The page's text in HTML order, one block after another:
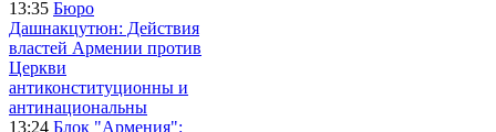
13:35 Бюро
Дашнакцутюн: Действия
властей Армении против
Церкви
антиконституционны и
антинациональны
13:24 Блок "Армения":